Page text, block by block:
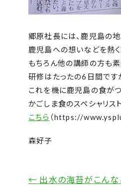
郷原社長には、鹿児島の地
鹿児島への想いなどを熱く
もちろん他の講師の方も
研修はたったの6日間です
これを機に鹿児島の食が
かごしま食のスペシャリ
こちら （https://
森好子
← 出水の海苔がこんな